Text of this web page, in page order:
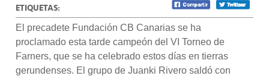
ETIQUETAS:
El precadete Fundación CB Canarias se ha
proclamado esta tarde campeón del VI Torneo de
Farners, que se ha celebrado estos días en tierras
gerundenses. El grupo de Juanki Rivero saldó con